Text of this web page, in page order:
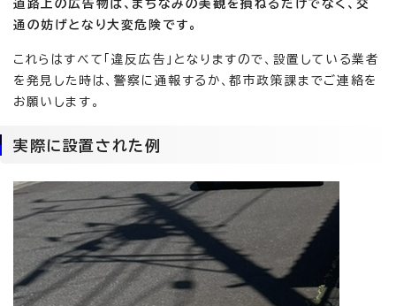
道路上の広告物は、まちなみの美観を損ねるだけでなく、交
通の妨げとなり大変危険です。
これらはすべて「違反広告」となりますので、設置している業者
を発見した時は、警察に通報するか、都市政策課までご連絡を
お願いします。
実際に設置された例